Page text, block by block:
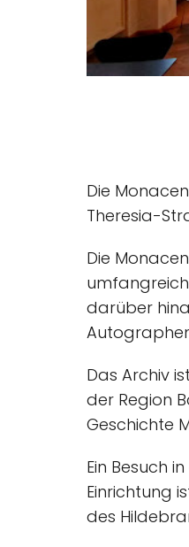
Die
Theresia-
Die
darüber
Das Archiv
der Region
Geschichte
Ein Besuch
Einrichtung
des